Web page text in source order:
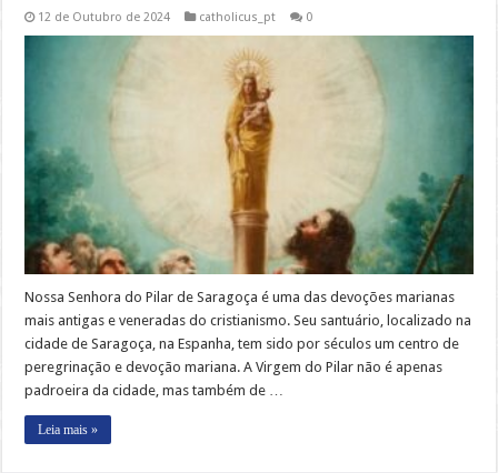
12 de Outubro de 2024 catholicus_pt 0
Nossa Senhora do Pilar de Saragoça é uma das devoções marianas
mais antigas e veneradas do cristianismo. Seu santuário, localizado na
cidade de Saragoça, na Espanha, tem sido por séculos um centro de
peregrinação e devoção mariana. A Virgem do Pilar não é apenas
padroeira da cidade, mas também de …
Leia mais »